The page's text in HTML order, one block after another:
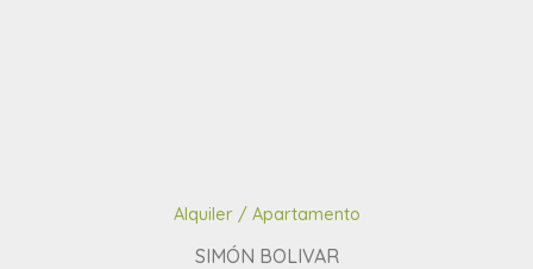
Alquiler / Apartamento
SIMÓN BOLIVAR